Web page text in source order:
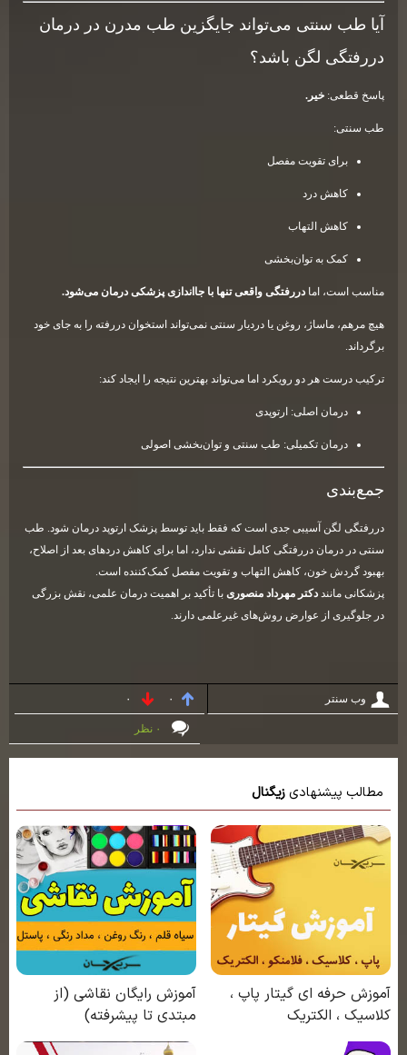
آیا طب سنتی می‌تواند جایگزین طب مدرن در درمان
دررفتگی لگن باشد؟
پاسخ قطعی:خیر.
طب سنتی:
برای تقویت مفصل
کاهش درد
کاهش التهاب
کمک به توان‌بخشی
مناسب است، امادررفتگی واقعی تنها با جااندازی پزشکی درمان می‌شود.
هیچ مرهم، ماساژ، روغن یا دردیار سنتی نمی‌تواند استخوان دررفته را به جای خود
برگرداند.
ترکیب درست هر دو رویکرد اما می‌تواند بهترین نتیجه را ایجاد کند:
درمان اصلی: ارتوپدی
درمان تکمیلی: طب سنتی و توان‌بخشی اصولی
جمع‌بندی
دررفتگی لگن آسیبی جدی است که فقط باید توسط پزشک ارتوپد درمان شود. طب
سنتی در درمان دررفتگی کامل نقشی ندارد، اما برای کاهش دردهای بعد از اصلاح،
بهبود گردش خون، کاهش التهاب و تقویت مفصل کمک‌کننده است.
پزشکانی ماننددکتر مهرداد منصوریبا تأکید بر اهمیت درمان علمی، نقش بزرگی
در جلوگیری از عوارض روش‌های غیرعلمی دارند.
وب سنتر